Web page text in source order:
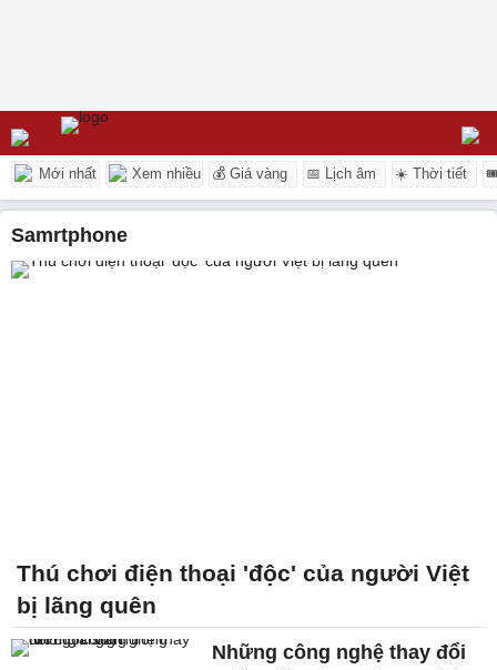
Mới nhất Xem nhiều 💰 Giá vàng 📅 Lịch âm ☀️ Thời tiết
samrtphone
Thú chơi điện thoại 'độc' của người Việt
bị lãng quên
Những công nghệ thay đổi